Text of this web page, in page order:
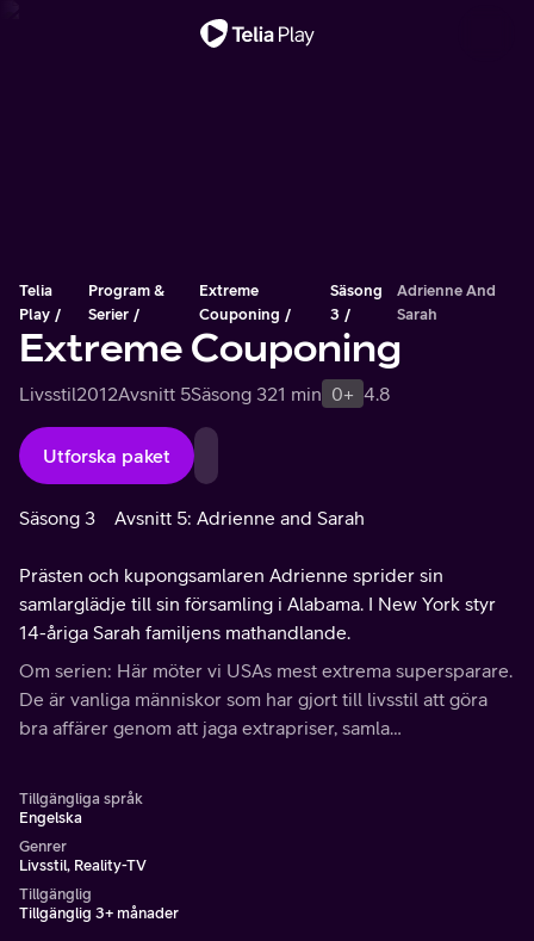
Telia
Play
Program &
Serier
Extreme
Couponing
Säsong
3
Adrienne And
Sarah
Extreme Couponing
Livsstil2012Avsnitt 5Säsong 321 min 0+ 4.8
Utforska paket
Säsong 3 Avsnitt 5: Adrienne and Sarah
Prästen och kupongsamlaren Adrienne sprider sin
samlarglädje till sin församling i Alabama. I New York styr
14-åriga Sarah familjens mathandlande.
Om serien: Här möter vi USAs mest extrema supersparare.
De är vanliga människor som har gjort till livsstil att göra
bra affärer genom att jaga extrapriser, samla
Tillgängliga språk
Engelska
Genrer
Livsstil, Reality-TV
Tillgänglig
Tillgänglig 3+ månader